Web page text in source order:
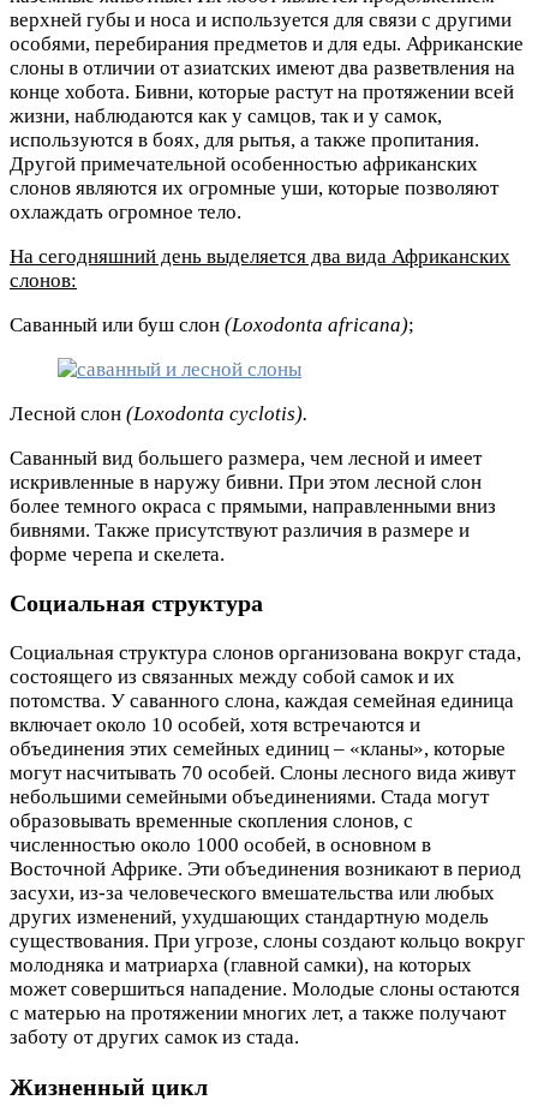
верхней губы и носа и используется для связи с другими
особями, перебирания предметов и для еды. Африканские
слоны в отличии от азиатских имеют два разветвления на
конце хобота. Бивни, которые растут на протяжении всей
жизни, наблюдаются как у самцов, так и у самок,
используются в боях, для рытья, а также пропитания.
Другой примечательной особенностью африканских
слонов являются их огромные уши, которые позволяют
охлаждать огромное тело.
На сегодняшний день выделяется два вида Африканских
слонов:
Саванный или буш слон (Loxodonta africana);
Лесной слон (Loxodonta cyclotis).
Саванный вид большего размера, чем лесной и имеет
искривленные в наружу бивни. При этом лесной слон
более темного окраса с прямыми, направленными вниз
бивнями. Также присутствуют различия в размере и
форме черепа и скелета.
Социальная структура
Социальная структура слонов организована вокруг стада,
состоящего из связанных между собой самок и их
потомства. У саванного слона, каждая семейная единица
включает около 10 особей, хотя встречаются и
объединения этих семейных единиц – «кланы», которые
могут насчитывать 70 особей. Слоны лесного вида живут
небольшими семейными объединениями. Стада могут
образовывать временные скопления слонов, с
численностью около 1000 особей, в основном в
Восточной Африке. Эти объединения возникают в период
засухи, из-за человеческого вмешательства или любых
других изменений, ухудшающих стандартную модель
существования. При угрозе, слоны создают кольцо вокруг
молодняка и матриарха (главной самки), на которых
может совершиться нападение. Молодые слоны остаются
с матерью на протяжении многих лет, а также получают
заботу от других самок из стада.
Жизненный цикл